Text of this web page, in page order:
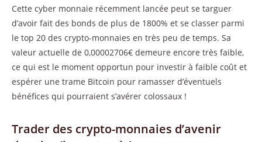
Cette cyber monnaie récemment lancée peut se targuer
d’avoir fait des bonds de plus de 1800% et se classer parmi
le top 20 des crypto-monnaies en très peu de temps. Sa
valeur actuelle de 0,00002706€ demeure encore très faible,
ce qui est le moment opportun pour investir à faible coût et
espérer une trame Bitcoin pour ramasser d’éventuels
bénéfices qui pourraient s’avérer colossaux !
Trader des crypto-monnaies d’avenir